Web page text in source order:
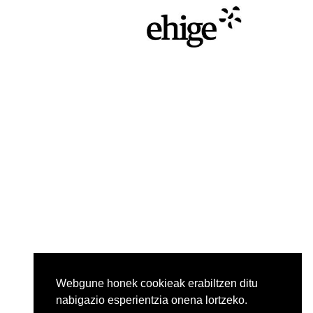
Webgune honek cookieak erabiltzen ditu
nabigazio esperientzia onena lortzeko.